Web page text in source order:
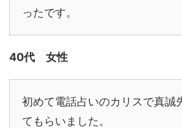
ったです。
40代 女性
初めて電話占いのカリスで真誠
てもらいました。